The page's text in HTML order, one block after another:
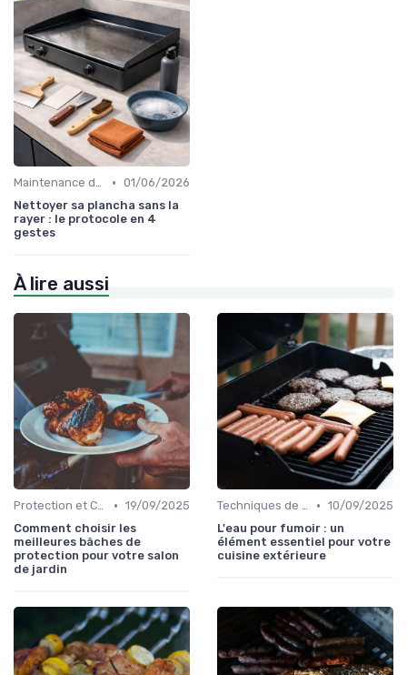
Maintenance des Équipements • 01/06/2026
Nettoyer sa plancha sans la
rayer : le protocole en 4
gestes
À lire aussi
Protection et Conservation du Matériel • 19/09/2025
Comment choisir les
meilleures bâches de
protection pour votre salon
de jardin
Techniques de Cuisson en Plein Air • 10/09/2025
L'eau pour fumoir : un
élément essentiel pour votre
cuisine extérieure